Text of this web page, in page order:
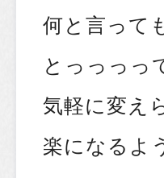
何と言って
とっっっっ
気軽に変え
楽になるよ